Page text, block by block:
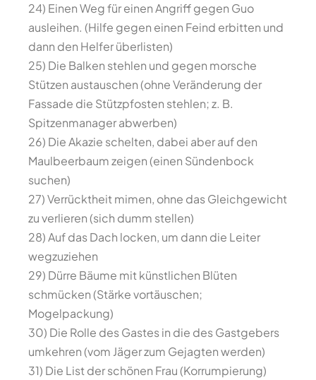
24) Einen Weg für einen Angriff gegen Guo
ausleihen. (Hilfe gegen einen Feind erbitten und
dann den Helfer überlisten)
25) Die Balken stehlen und gegen morsche
Stützen austauschen (ohne Veränderung der
Fassade die Stützpfosten stehlen; z. B.
Spitzenmanager abwerben)
26) Die Akazie schelten, dabei aber auf den
Maulbeerbaum zeigen (einen Sündenbock
suchen)
27) Verrücktheit mimen, ohne das Gleichgewicht
zu verlieren (sich dumm stellen)
28) Auf das Dach locken, um dann die Leiter
wegzuziehen
29) Dürre Bäume mit künstlichen Blüten
schmücken (Stärke vortäuschen;
Mogelpackung)
30) Die Rolle des Gastes in die des Gastgebers
umkehren (vom Jäger zum Gejagten werden)
31) Die List der schönen Frau (Korrumpierung)